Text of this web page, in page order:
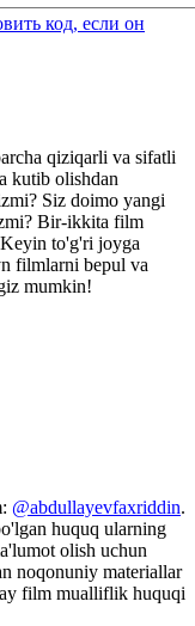
qiziqarli va sifatli
kutib olishdan
Siz doimo yangi
Bir-ikkita film
to'g'ri joyga
filmlarni bepul va
mumkin!
@abdullayevfaxriddin.
huquq ularning
olish uchun
noqonuniy materiallar
film mualliflik huquqi